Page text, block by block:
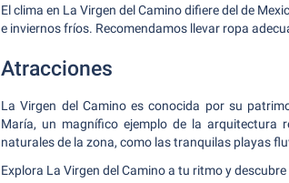
El clima en La Virgen del Camino difiere del de
e inviernos fríos. Recomendamos llevar ropa
Atracciones
La Virgen del Camino es conocida por su
María, un magnífico ejemplo de la arquitectura
naturales de la zona, como las tranquilas playas
Explora La Virgen del Camino a tu ritmo y